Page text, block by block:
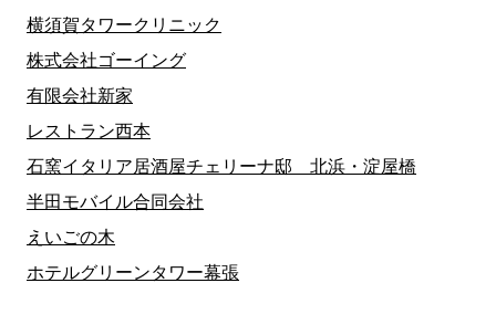
横須賀タワークリニック
株式会社ゴーイング
有限会社新家
レストラン西本
石窯イタリア居酒屋チェリーナ邸 北浜・淀屋橋
半田モバイル合同会社
えいごの木
ホテルグリーンタワー幕張